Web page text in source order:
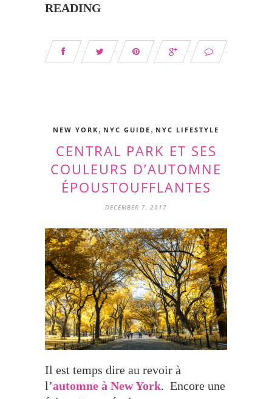
READING
NEW YORK , NYC GUIDE , NYC LIFESTYLE
CENTRAL PARK ET SES
COULEURS D’AUTOMNE
ÉPOUSTOUFFLANTES
DECEMBER 7, 2017
Il est temps dire au revoir à
l’automne à New York. Encore une